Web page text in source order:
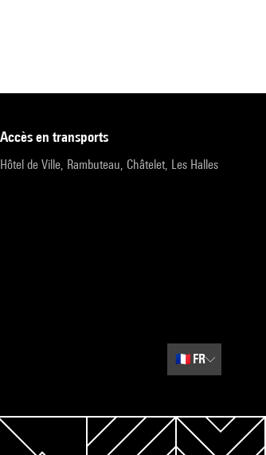
accès en transports
Hôtel de Ville, Rambuteau, Châtelet, Les Halles
🇫🇷 FR